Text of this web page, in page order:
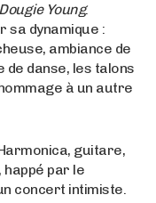
Young.
sa dynamique :
ambiance de
de danse, les talons
à un autre
guitare,
happé par le
concert intimiste.